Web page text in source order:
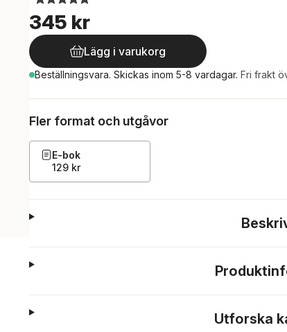
345 kr
Lägg i varukorg
Beställningsvara. Skickas inom 5-8 vardagar. Fri frakt
Fler format och utgåvor
E-bok
129 kr
Utforska